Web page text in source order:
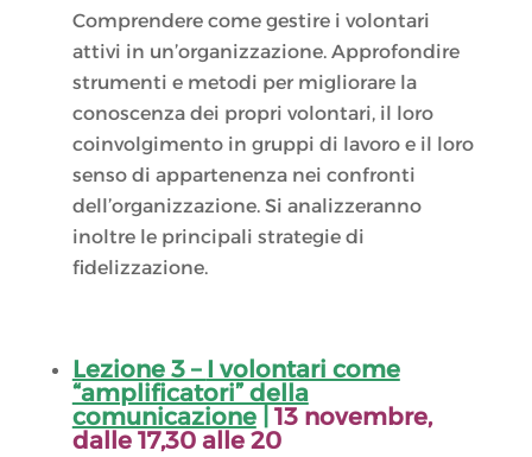
Comprendere come gestire i volontari
attivi in un’organizzazione. Approfondire
strumenti e metodi per migliorare la
conoscenza dei propri volontari, il loro
coinvolgimento in gruppi di lavoro e il loro
senso di appartenenza nei confronti
dell’organizzazione. Si analizzeranno
inoltre le principali strategie di
fidelizzazione.
Lezione 3 – I volontari come
“amplificatori” della
comunicazione| 13 novembre,
dalle 17,30 alle 20